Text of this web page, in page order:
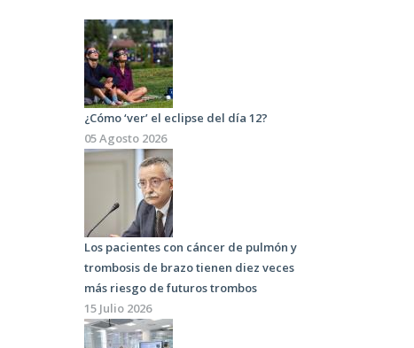
¿Cómo ‘ver’ el eclipse del día 12?
05 Agosto 2026
Los pacientes con cáncer de pulmón y
trombosis de brazo tienen diez veces
más riesgo de futuros trombos
15 Julio 2026